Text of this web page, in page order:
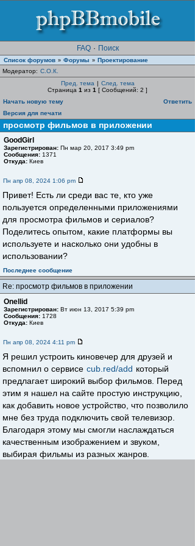
FAQ · Поиск
Список форумов » Форумы » Проектирование
Модератор: С.О.К.
Пред. тема | След. тема
Страница 1 из 1 [ Сообщений: 2 ]
Начать новую тему
Ответить
Версия для печати
просмотр фильмов в приложении
GoodGirl
Зарегистрирован: Пн мар 20, 2017 3:49 pm
Сообщения: 1371
Откуда: Киев
Пн апр 08, 2024 1:06 pm
Привет! Есть ли среди вас те, кто уже
пользуется определенными приложениями
для просмотра фильмов и сериалов?
Поделитесь опытом, какие платформы вы
используете и насколько они удобны в
использовании?
Последнее сообщение
Re: просмотр фильмов в приложении
Onellid
Зарегистрирован: Вт июн 13, 2017 5:39 pm
Сообщения: 1728
Откуда: Киев
Пн апр 08, 2024 4:11 pm
Я решил устроить киновечер для друзей и
вспомнил о сервисе cub.red/add который
предлагает широкий выбор фильмов. Перед
этим я нашел на сайте простую инструкцию,
как добавить новое устройство, что позволило
мне без труда подключить свой телевизор.
Благодаря этому мы смогли наслаждаться
качественным изображением и звуком,
выбирая фильмы из разных жанров.